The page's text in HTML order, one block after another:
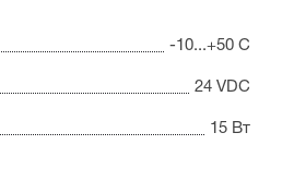
-10...+50 С
24 VDC
15 Вт